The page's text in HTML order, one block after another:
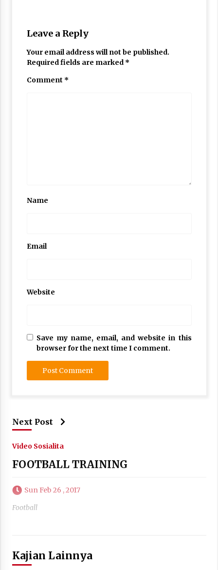
Leave a Reply
Your email address will not be published.
Required fields are marked *
Comment *
Name
Email
Website
Save my name, email, and website in this
browser for the next time I comment.
Next Post
Video Sosialita
FOOTBALL TRAINING
Sun Feb 26 , 2017
Football
Kajian Lainnya